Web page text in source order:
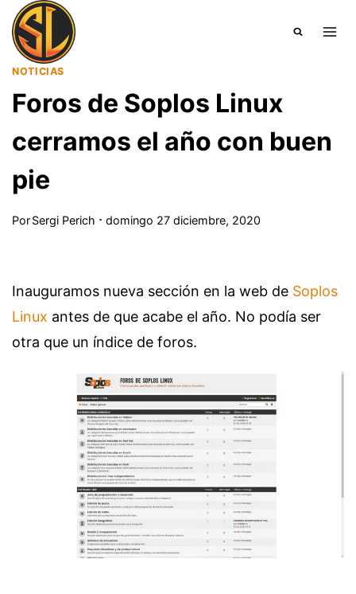
Saltar
contenido
NOTICIAS
Foros de Soplos Linux
cerramos el año con buen
pie
PorSergi Perich domingo 27 diciembre, 2020
Inauguramos nueva sección en la web de Soplos
Linux antes de que acabe el año. No podía ser
otra que un índice de foros.